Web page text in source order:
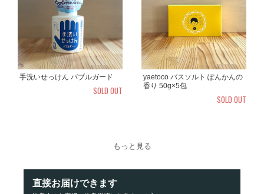
手洗いせっけん バブルガード
SOLD OUT
yaetoco バスソルト ぽんかんの
香り 50g×5包
SOLD OUT
もっと見る
直接お届けできます